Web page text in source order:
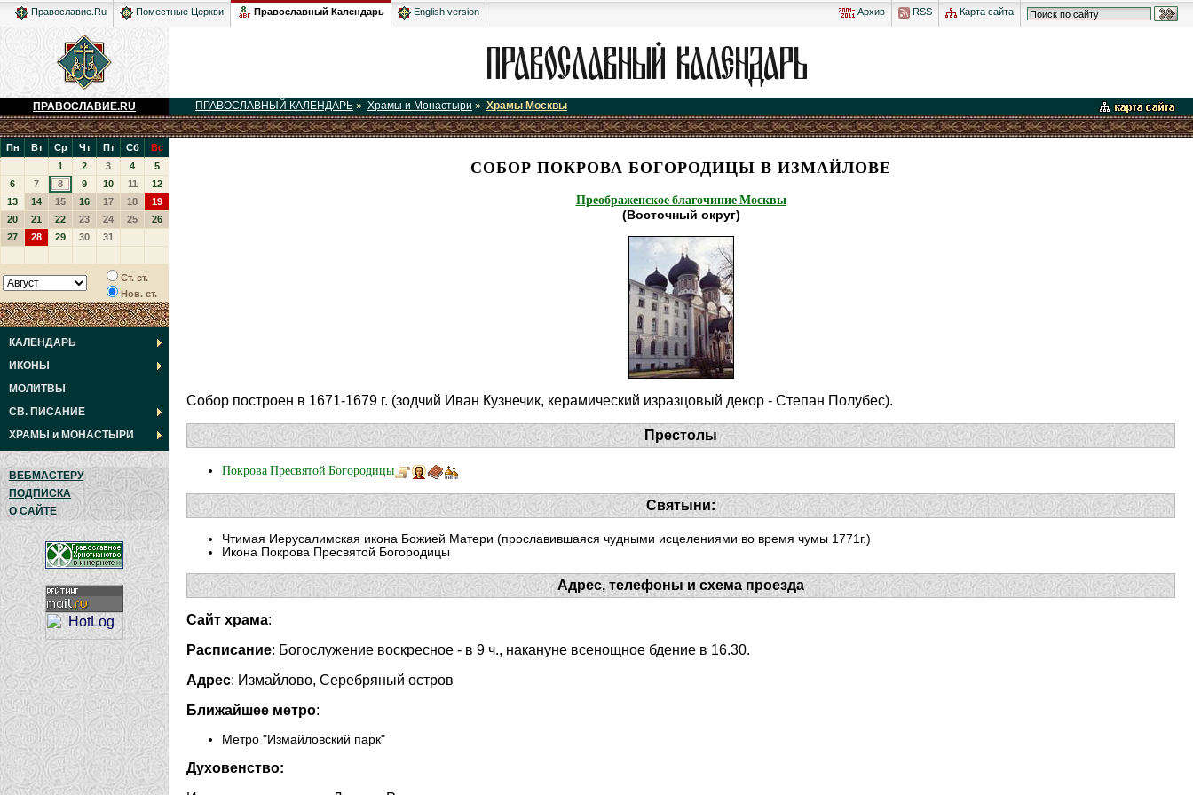
Архив RSS Карта сайта
Православие.Ru Поместные Церкви Православный Календарь English version
ПРАВОСЛАВИЕ.RU ПРАВОСЛАВНЫЙ КАЛЕНДАРЬ » Храмы и Монастыри » Храмы Москвы
Пн Вт Ср Чт Пт Сб
Вс
1
2 3 4
5
6
7 8 9 10 11
12
13
14 15 16 17 18
19
20
21 22 23 24 25
26
27
28 29 30 31
Ст. ст.
Нов. ст.
КАЛЕНДАРЬ
ИКОНЫ
МОЛИТВЫ
СВ. ПИСАНИЕ
ХРАМЫ и МОНАСТЫРИ
ВЕБМАСТЕРУ
ПОДПИСКА
О САЙТЕ
СОБОР ПОКРОВА БОГОРОДИЦЫ В ИЗМАЙЛОВЕ
Преображенское благочиние Москвы
(Восточный округ)
Собор построен в 1671-1679 г. (зодчий Иван Кузнечик, керамический изразцовый декор - Степан Полубес).
Престолы
Покрова Пресвятой Богородицы
Святыни:
Чтимая Иерусалимская икона Божией Матери (прославившаяся чудными исцелениями во время чумы 1771г.)
Икона Покрова Пресвятой Богородицы
Адрес, телефоны и схема проезда
Сайт храма:
Расписание: Богослужение воскресное - в 9 ч., накануне всенощное бдение в 16.30.
Адрес: Измайлово, Серебряный остров
Ближайшее метро:
Метро "Измайловский парк"
Духовенство: